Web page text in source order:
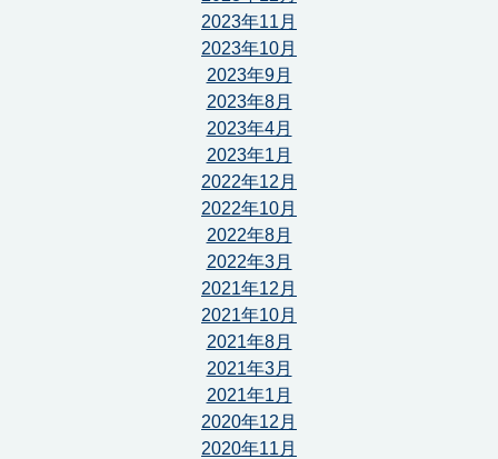
2023年11月
2023年10月
2023年9月
2023年8月
2023年4月
2023年1月
2022年12月
2022年10月
2022年8月
2022年3月
2021年12月
2021年10月
2021年8月
2021年3月
2021年1月
2020年12月
2020年11月